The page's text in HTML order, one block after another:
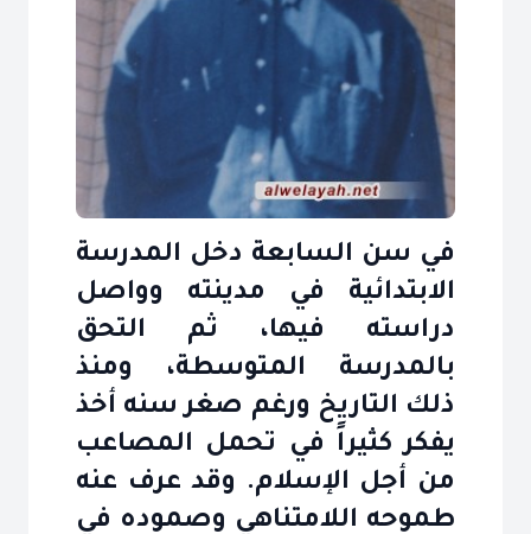
في سن السابعة دخل المدرسة
الابتدائية في مدينته وواصل
دراسته فيها، ثم التحق
بالمدرسة المتوسطة، ومنذ
ذلك التاريخ ورغم صغر سنه أخذ
يفكر كثيراً في تحمل المصاعب
من أجل الإسلام. وقد عرف عنه
طموحه اللامتناهي وصموده في